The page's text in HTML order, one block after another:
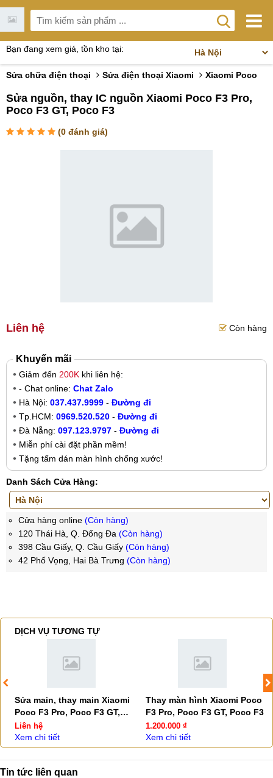
Bạn đang xem giá, tồn kho tại:
Sửa chữa điện thoại Sửa điện thoại Xiaomi Xiaomi Poco
Sửa nguồn, thay IC nguồn Xiaomi Poco F3 Pro,
Poco F3 GT, Poco F3
(0 đánh giá)
Liên hệ Còn hàng
Khuyến mãi
Giảm đến 200K khi liên hệ:
- Chat online: Chat Zalo
Hà Nội: 037.437.9999 - Đường đi
Tp.HCM: 0969.520.520 - Đường đi
Đà Nẵng: 097.123.9797 - Đường đi
Miễn phí cài đặt phần mềm!
Tặng tấm dán màn hình chống xước!
Danh Sách Cửa Hàng:
Cửa hàng online (Còn hàng)
120 Thái Hà, Q. Đống Đa (Còn hàng)
398 Cầu Giấy, Q. Cầu Giấy (Còn hàng)
42 Phố Vọng, Hai Bà Trưng (Còn hàng)
DỊCH VỤ TƯƠNG TỰ
Sửa main, thay main Xiaomi
Poco F3 Pro, Poco F3 GT,
Poco F3
Liên hệ
Xem chi tiết
Thay màn hình Xiaomi Poco
F3 Pro, Poco F3 GT, Poco F3
1.200.000 ₫
Xem chi tiết
Tin tức liên quan